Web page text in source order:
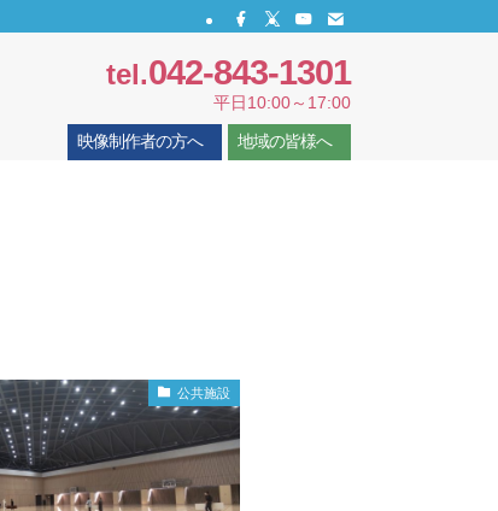
tel.042-843-1301
平日10:00～17:00
映像制作者の方へ 地域の皆様へ
公共施設